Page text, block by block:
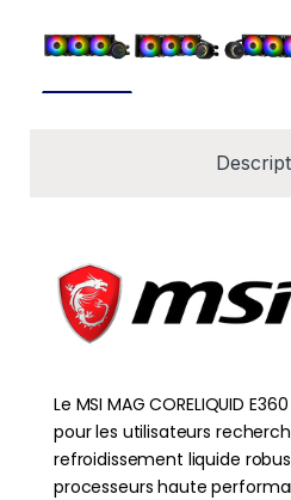
Le MSI MAG CORELIQUID
pour les utilisateurs
refroidissement liquide
processeurs haute